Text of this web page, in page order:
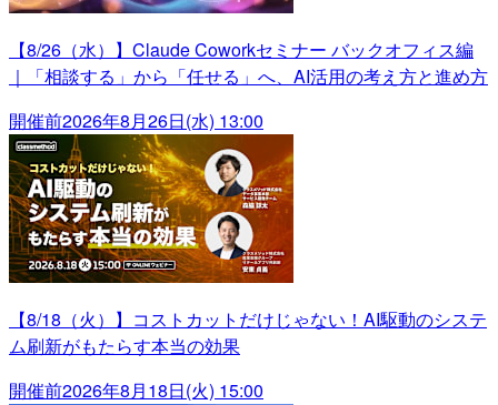
【8/26（水）】Claude Coworkセミナー バックオフィス編
｜「相談する」から「任せる」へ、AI活用の考え方と進め方
開催前2026年8月26日(水) 13:00
【8/18（火）】コストカットだけじゃない！AI駆動のシステ
ム刷新がもたらす本当の効果
開催前2026年8月18日(火) 15:00